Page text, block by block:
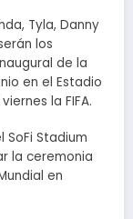
Tyla, Danny
los
de la
en el Estadio
la FIFA.
SoFi Stadium
la ceremonia
en